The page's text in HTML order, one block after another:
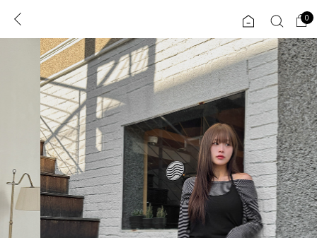
로그인 0
ENG
TW
JP
콘텐츠 리뷰 & 혜택 플러스핏 회원혜택 입
CATEGORY COMMUNITY
도착보장⚡
인플루언서 pick!
ALL
익스클루시브
0